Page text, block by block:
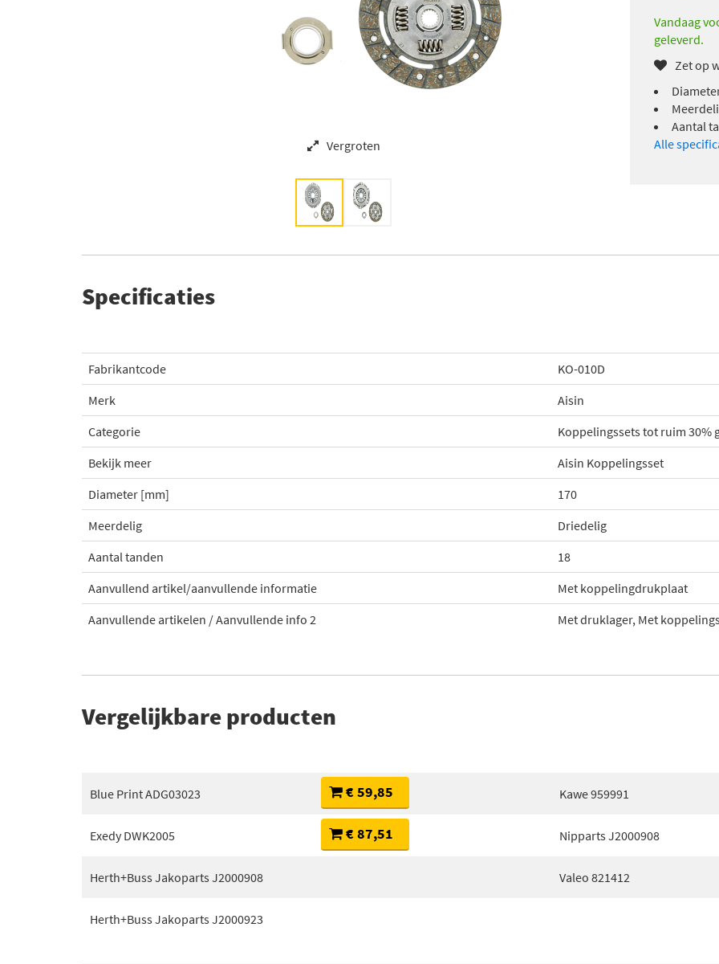
Vergroten
Vandaag
geleverd.
Zet op
Aantal
Alle
Specificaties
Fabrikantcode
KO-010D
Merk
Aisin
Categorie
Koppelingssets tot ruim 30%
Bekijk meer
Aisin Koppelingsset
Diameter [mm]
170
Meerdelig
Driedelig
Aantal tanden
18
Aanvullend artikel/aanvullende informatie
Met koppelingdrukplaat
Aanvullende artikelen / Aanvullende info 2
Met druklager, Met
Vergelijkbare producten
Blue Print ADG03023 € 59,85
Exedy DWK2005 € 87,51
Herth+Buss Jakoparts J2000908
Herth+Buss Jakoparts J2000923
Kawe 959991
Nipparts J2000908
Valeo 821412